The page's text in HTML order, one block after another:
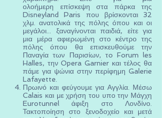
ολοήμερη επίσκεψη στα πάρκα της
Disneyland Paris που βρίσκονται 32
χλμ. ανατολικά της πόλης όπου και οι
μεγάλοι... ξαναγίνονται παιδιά, είτε για
μια μέρα αφιερωμένη στο κέντρο της
πόλης όπου θα επισκευθούμε την
Παναγία των Παρισίων, τo Forum les
Halles, την Opera Garnier και τέλος θα
πάμε για ψώνια στην περίφημη Galerie
Lafayette.
Πρωινό και φεύγουμε για Αγγλία. Μέσω
Calais και με χρήση του υπο την Μάγχη
Eurotunnel άφιξη στο Λονδίνο.
Τακτοποίηση στο ξενοδοχείο και μετά